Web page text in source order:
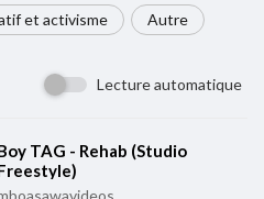
et activisme Autre
Lecture automatique
TAG - Rehab (Studio